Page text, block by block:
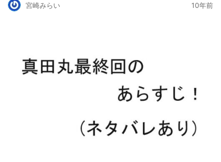
宮崎みらい 10年前